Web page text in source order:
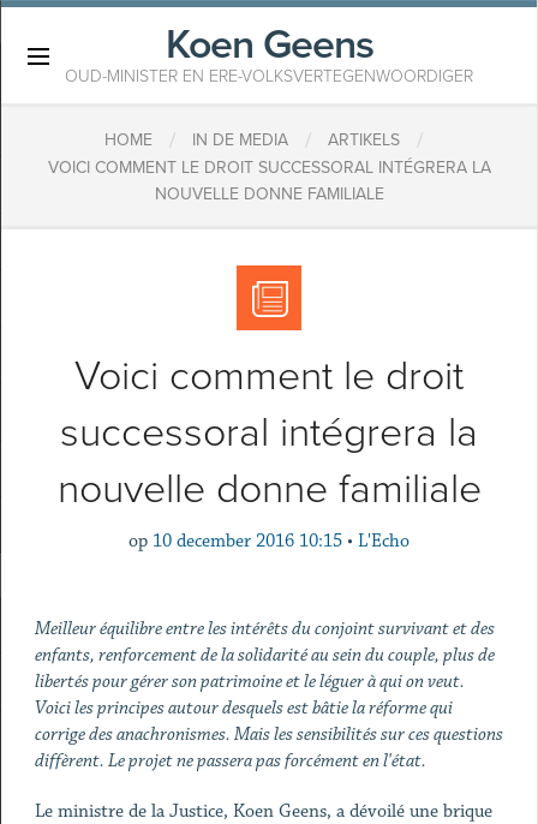
Koen Geens
OUD-MINISTER EN ERE-VOLKSVERTEGENWOORDIGER
HOME / IN DE MEDIA / ARTIKELS /
VOICI COMMENT LE DROIT SUCCESSORAL INTÉGRERA LA
NOUVELLE DONNE FAMILIALE
Voici comment le droit
successoral intégrera la
nouvelle donne familiale
op 10 december 2016 10:15 • L'Echo
Meilleur équilibre entre les intérêts du conjoint survivant et des
enfants, renforcement de la solidarité au sein du couple, plus de
libertés pour gérer son patrimoine et le léguer à qui on veut.
Voici les principes autour desquels est bâtie la réforme qui
corrige des anachronismes. Mais les sensibilités sur ces questions
diffèrent. Le projet ne passera pas forcément en l'état.
Le ministre de la Justice, Koen Geens, a dévoilé une brique